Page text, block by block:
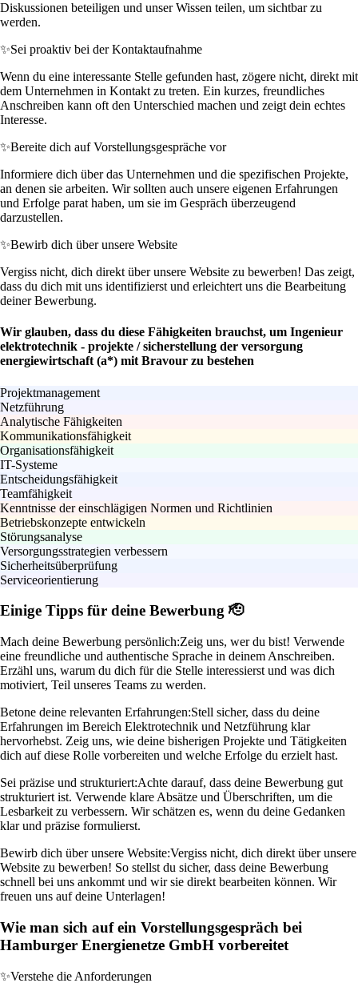
Diskussionen beteiligen und unser Wissen teilen, um sichtbar zu
werden.
✨Sei proaktiv bei der Kontaktaufnahme
Wenn du eine interessante Stelle gefunden hast, zögere nicht, direkt mit
dem Unternehmen in Kontakt zu treten. Ein kurzes, freundliches
Anschreiben kann oft den Unterschied machen und zeigt dein echtes
Interesse.
✨Bereite dich auf Vorstellungsgespräche vor
Informiere dich über das Unternehmen und die spezifischen Projekte,
an denen sie arbeiten. Wir sollten auch unsere eigenen Erfahrungen
und Erfolge parat haben, um sie im Gespräch überzeugend
darzustellen.
✨Bewirb dich über unsere Website
Vergiss nicht, dich direkt über unsere Website zu bewerben! Das zeigt,
dass du dich mit uns identifizierst und erleichtert uns die Bearbeitung
deiner Bewerbung.
Wir glauben, dass du diese Fähigkeiten brauchst, um Ingenieur
elektrotechnik - projekte / sicherstellung der versorgung
energiewirtschaft (a*) mit Bravour zu bestehen
Projektmanagement
Netzführung
Analytische Fähigkeiten
Kommunikationsfähigkeit
Organisationsfähigkeit
IT-Systeme
Entscheidungsfähigkeit
Teamfähigkeit
Kenntnisse der einschlägigen Normen und Richtlinien
Betriebskonzepte entwickeln
Störungsanalyse
Versorgungsstrategien verbessern
Sicherheitsüberprüfung
Serviceorientierung
Einige Tipps für deine Bewerbung 🫡
Mach deine Bewerbung persönlich:Zeig uns, wer du bist! Verwende
eine freundliche und authentische Sprache in deinem Anschreiben.
Erzähl uns, warum du dich für die Stelle interessierst und was dich
motiviert, Teil unseres Teams zu werden.
Betone deine relevanten Erfahrungen:Stell sicher, dass du deine
Erfahrungen im Bereich Elektrotechnik und Netzführung klar
hervorhebst. Zeig uns, wie deine bisherigen Projekte und Tätigkeiten
dich auf diese Rolle vorbereiten und welche Erfolge du erzielt hast.
Sei präzise und strukturiert:Achte darauf, dass deine Bewerbung gut
strukturiert ist. Verwende klare Absätze und Überschriften, um die
Lesbarkeit zu verbessern. Wir schätzen es, wenn du deine Gedanken
klar und präzise formulierst.
Bewirb dich über unsere Website:Vergiss nicht, dich direkt über unsere
Website zu bewerben! So stellst du sicher, dass deine Bewerbung
schnell bei uns ankommt und wir sie direkt bearbeiten können. Wir
freuen uns auf deine Unterlagen!
Wie man sich auf ein Vorstellungsgespräch bei
Hamburger Energienetze GmbH vorbereitet
✨Verstehe die Anforderungen